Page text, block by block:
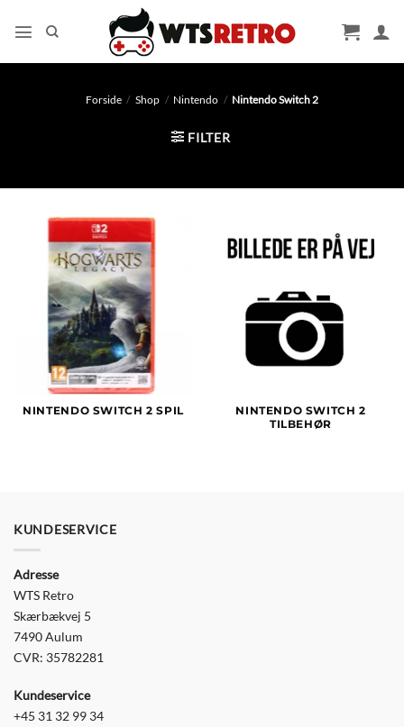
Forside / Shop / Nintendo / Nintendo Switch 2
FILTER
NINTENDO SWITCH 2 SPIL
NINTENDO SWITCH 2
TILBEHØR
KUNDESERVICE
Adresse
WTS Retro
Skærbækvej 5
7490 Aulum
CVR: 35782281
Kundeservice
+45 31 32 99 34